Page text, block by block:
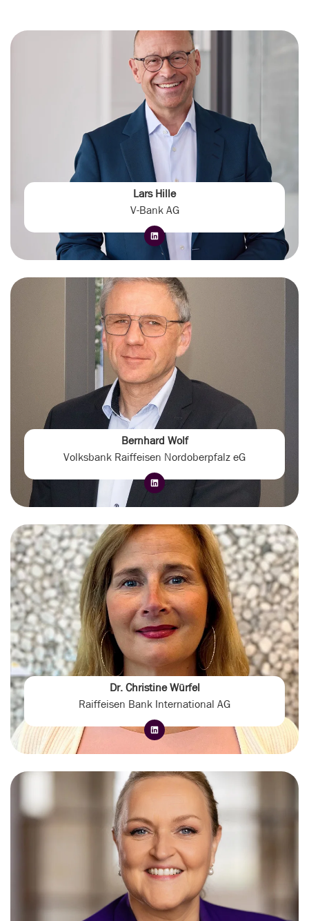
Lars Hille
V-Bank AG
Bernhard Wolf
Volksbank Raiffeisen Nordoberpfalz eG
Dr. Christine Würfel
Raiffeisen Bank International AG